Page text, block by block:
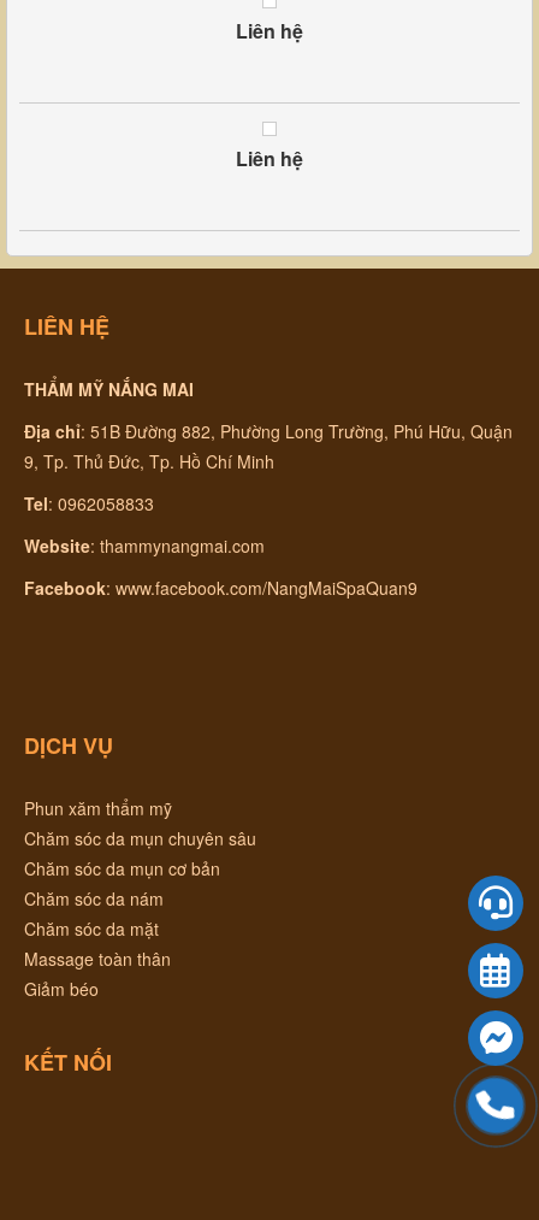
Liên hệ
Liên hệ
LIÊN HỆ
THẨM MỸ NẮNG MAI
Địa chỉ: 51B Đường 882, Phường Long Trường, Phú Hữu, Quận
9, Tp. Thủ Đức, Tp. Hồ Chí Minh
Tel: 0962058833
Website: thammynangmai.com
Facebook: www.facebook.com/NangMaiSpaQuan9
DỊCH VỤ
Phun xăm thẩm mỹ
Chăm sóc da mụn chuyên sâu
Chăm sóc da mụn cơ bản
Chăm sóc da nám
Chăm sóc da mặt
Massage toàn thân
Giảm béo
KẾT NỐI